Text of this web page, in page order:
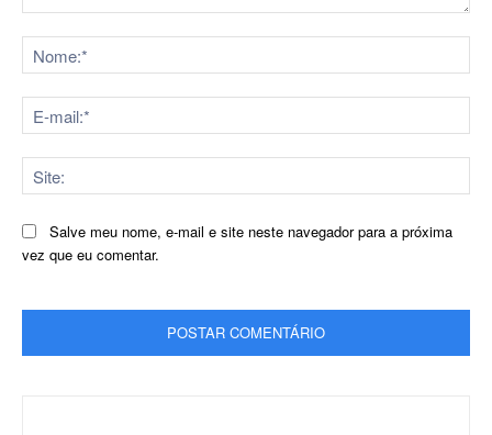
Salve meu nome, e-mail e site neste navegador para a próxima
vez que eu comentar.